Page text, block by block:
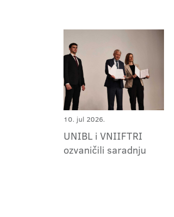
10. jul 2026.
UNIBL i VNIIFTRI
ozvaničili saradnju